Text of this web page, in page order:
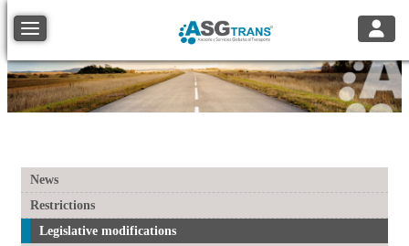
Toggle navigation
News
Restrictions
Legislative modifications